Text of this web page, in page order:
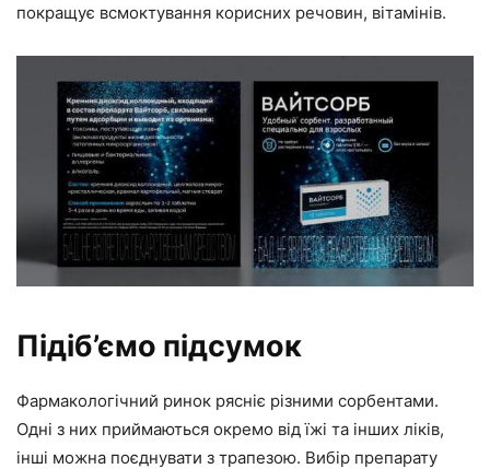
покращує всмоктування корисних речовин, вітамінів.
Підіб’ємо підсумок
Фармакологічний ринок рясніє різними сорбентами.
Одні з них приймаються окремо від їжі та інших ліків,
інші можна поєднувати з трапезою. Вибір препарату